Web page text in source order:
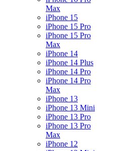
Max
iPhone 15
iPhone 15 Pro
iPhone 15 Pro
Max
iPhone 14
iPhone 14 Plus
iPhone 14 Pro
iPhone 14 Pro
Max
iPhone 13
iPhone 13 Mini
iPhone 13 Pro
iPhone 13 Pro
Max
iPhone 12